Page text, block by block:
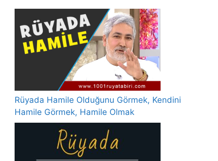
Rüyada Hamile Olduğunu Görmek, Kendini
Hamile Görmek, Hamile Olmak